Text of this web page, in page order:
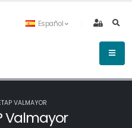
Español
VALMAYOR
Valmayor